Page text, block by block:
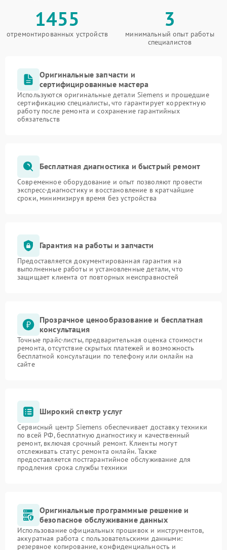
1455
отремонтированных устройств
3
минимальный опыт работы
специалистов
Оригинальные запчасти и
сертифицированные мастера
Используются оригинальные детали Siemens и прошедшие
сертификацию специалисты, что гарантирует корректную
работу после ремонта и сохранение гарантийных
обязательств
Бесплатная диагностика и быстрый ремонт
Современное оборудование и опыт позволяют провести
экспресс-диагностику и восстановление в кратчайшие
сроки, минимизируя время без устройства
Гарантия на работы и запчасти
Предоставляется документированная гарантия на
выполненные работы и установленные детали, что
защищает клиента от повторных неисправностей
Прозрачное ценообразование и бесплатная
консультация
Точные прайс-листы, предварительная оценка стоимости
ремонта, отсутствие скрытых платежей и возможность
бесплатной консультации по телефону или онлайн на
сайте
Широкий спектр услуг
Сервисный центр Siemens обеспечивает доставку техники
по всей РФ, бесплатную диагностику и качественный
ремонт, включая срочный ремонт. Клиенты могут
отслеживать статус ремонта онлайн. Также
предоставляется постгарантийное обслуживание для
продления срока службы техники
Оригинальные программные решение и
безопасное обслуживание данных
Использование официальных прошивок и инструментов,
аккуратная работа с пользовательскими данными:
резервное копирование, конфиденциальность и